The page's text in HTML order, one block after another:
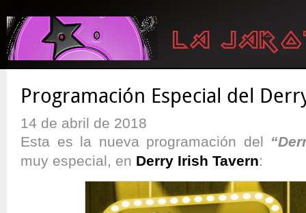
Programación Especial del
14 de abril de 2018
Esta es la nueva programación del
muy especial, en Derry Irish Tavern: